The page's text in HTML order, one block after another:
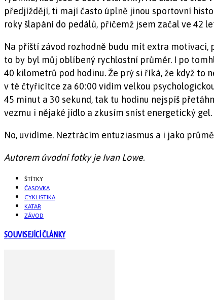
předjíždějí, ti mají často úplně jinou sportovní
roky šlapání do pedálů, přičemž jsem začal ve 42
Na příští závod rozhodně budu mít extra motivaci,
to by byl můj oblíbený rychlostní průměr. I po
40 kilometrů pod hodinu. Že prý si říká, že když to
v té čtyřicítce za 60:00 vidím velkou
45 minut a 30 sekund, tak tu hodinu nejspíš
vezmu i nějaké jídlo a zkusím sníst energetický
No, uvidíme. Neztrácím entuziasmus a i jako
Autorem úvodní fotky je Ivan Lowe.
ŠTÍTKY
ČASOVKA
CYKLISTIKA
KATAR
ZÁVOD
SOUVISEJÍCÍ ČLÁNKY